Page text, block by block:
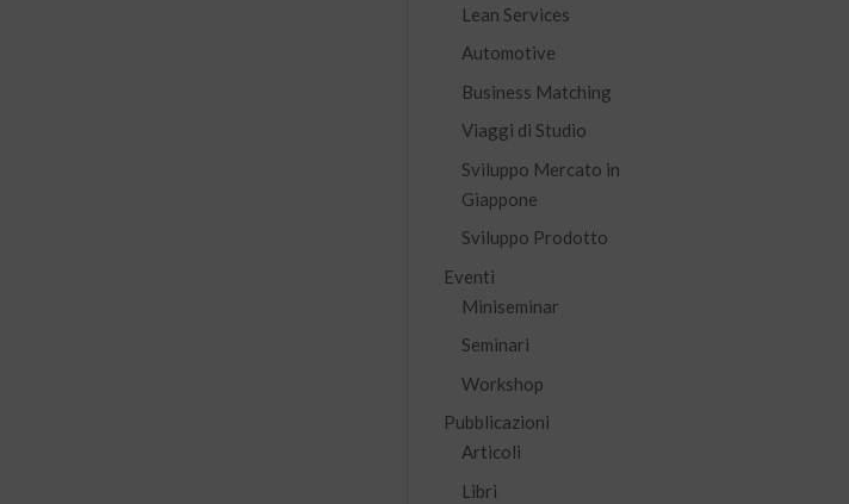
Lean Services
Automotive
Business Matching
Viaggi di Studio
Sviluppo Mercato in
Giappone
Sviluppo Prodotto
Eventi
Miniseminar
Seminari
Workshop
Pubblicazioni
Articoli
Libri